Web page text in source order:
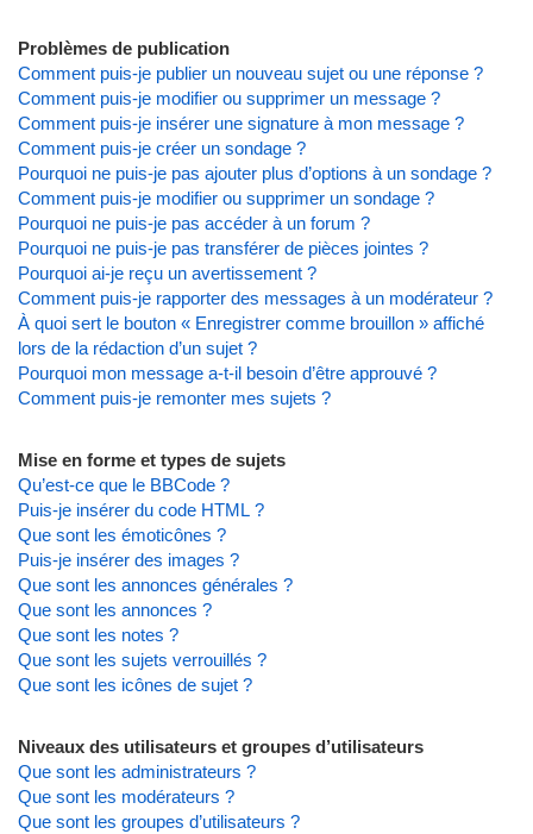
Problèmes de publication
Comment puis-je publier un nouveau sujet ou une réponse ?
Comment puis-je modifier ou supprimer un message ?
Comment puis-je insérer une signature à mon message ?
Comment puis-je créer un sondage ?
Pourquoi ne puis-je pas ajouter plus d’options à un sondage ?
Comment puis-je modifier ou supprimer un sondage ?
Pourquoi ne puis-je pas accéder à un forum ?
Pourquoi ne puis-je pas transférer de pièces jointes ?
Pourquoi ai-je reçu un avertissement ?
Comment puis-je rapporter des messages à un modérateur ?
À quoi sert le bouton « Enregistrer comme brouillon » affiché
lors de la rédaction d’un sujet ?
Pourquoi mon message a-t-il besoin d’être approuvé ?
Comment puis-je remonter mes sujets ?
Mise en forme et types de sujets
Qu’est-ce que le BBCode ?
Puis-je insérer du code HTML ?
Que sont les émoticônes ?
Puis-je insérer des images ?
Que sont les annonces générales ?
Que sont les annonces ?
Que sont les notes ?
Que sont les sujets verrouillés ?
Que sont les icônes de sujet ?
Niveaux des utilisateurs et groupes d’utilisateurs
Que sont les administrateurs ?
Que sont les modérateurs ?
Que sont les groupes d’utilisateurs ?